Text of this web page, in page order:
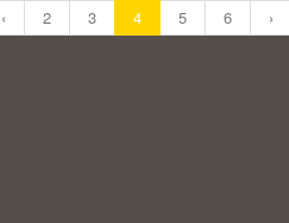
‹ 2 3 4 5 6 ›